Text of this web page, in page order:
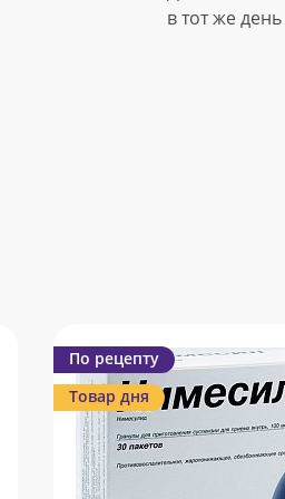
в тот же день
По рецепту
Товар дня